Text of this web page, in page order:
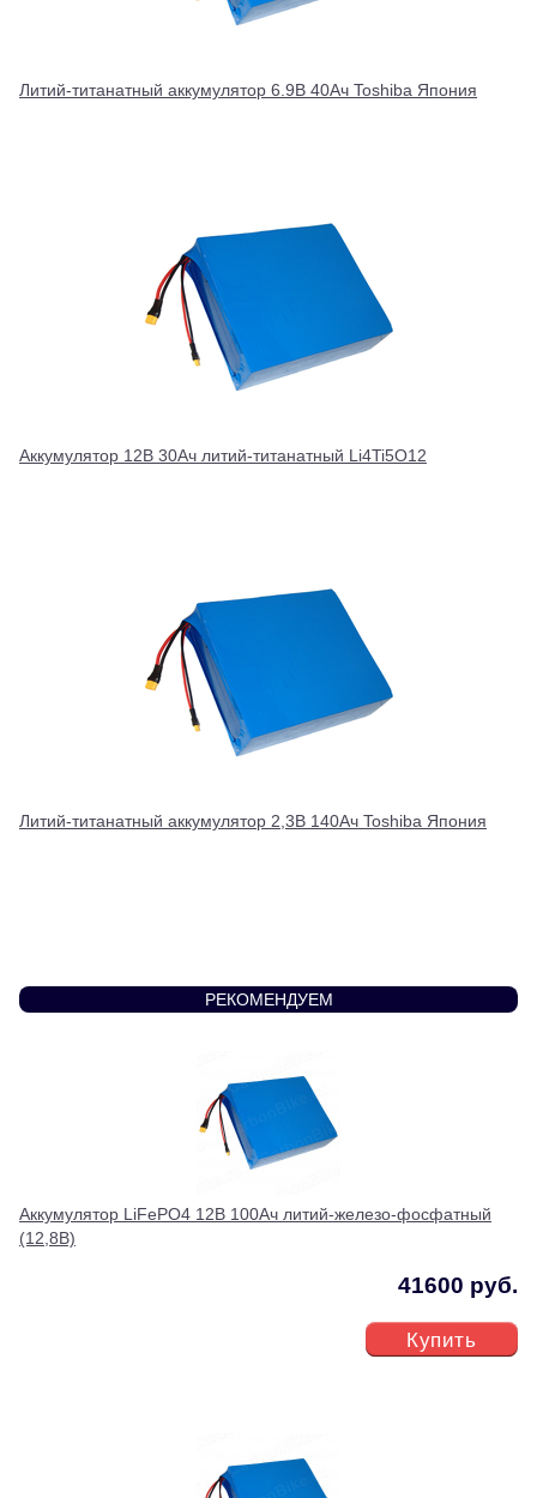
Литий-титанатный аккумулятор 6.9В 40Ач Toshiba Япония
Аккумулятор 12В 30Ач литий-титанатный Li4Ti5O12
Литий-титанатный аккумулятор 2,3В 140Ач Toshiba Япония
РЕКОМЕНДУЕМ
Аккумулятор LiFePO4 12В 100Ач литий-железо-фосфатный
(12,8В)
41600 руб.
Купить